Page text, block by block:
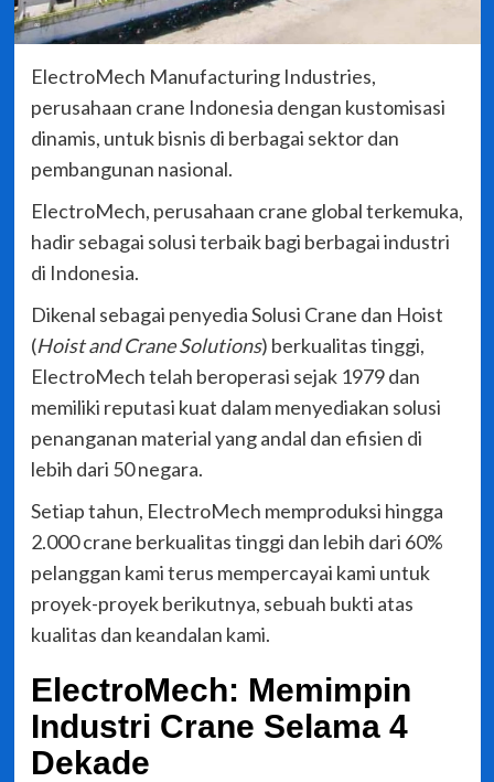
ElectroMech Manufacturing Industries,
perusahaan crane Indonesia dengan kustomisasi
dinamis, untuk bisnis di berbagai sektor dan
pembangunan nasional.
ElectroMech, perusahaan crane global terkemuka,
hadir sebagai solusi terbaik bagi berbagai industri
di Indonesia.
Dikenal sebagai penyedia Solusi Crane dan Hoist
(Hoist and Crane Solutions) berkualitas tinggi,
ElectroMech telah beroperasi sejak 1979 dan
memiliki reputasi kuat dalam menyediakan solusi
penanganan material yang andal dan efisien di
lebih dari 50 negara.
Setiap tahun, ElectroMech memproduksi hingga
2.000 crane berkualitas tinggi dan lebih dari 60%
pelanggan kami terus mempercayai kami untuk
proyek-proyek berikutnya, sebuah bukti atas
kualitas dan keandalan kami.
ElectroMech: Memimpin
Industri Crane Selama 4
Dekade